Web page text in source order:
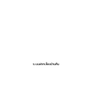
ระบบฝากเลี้ยงข้ามคืน